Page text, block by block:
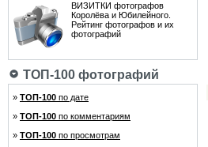
ВИЗИТКИ фотографов
Королёва и Юбилейного.
Рейтинг фотографов и их
фотографий
ТОП-100 фотографий
» ТОП-100 по дате
» ТОП-100 по комментариям
» ТОП-100 по просмотрам